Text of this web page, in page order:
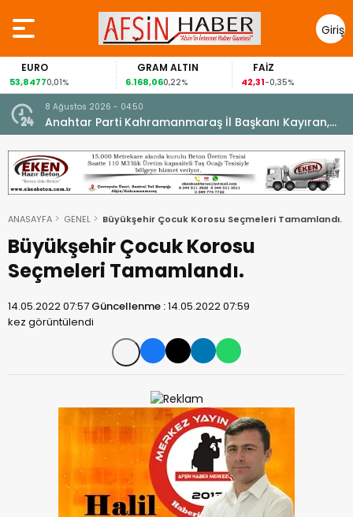
Giriş
Yap
EURO
0,01%
GRAM ALTIN
6.168,060,22%
FAİZ
42,31-0,35%
8 Ağustos 2026 - 04:50
Anahtar Parti Kahramanmaraş İl Başkanı Kayıran,
Afşin Teşkilatı ile buluştu.
ANASAYFA GENEL Büyükşehir Çocuk Korosu Seçmeleri Tamamlandı.
Büyükşehir Çocuk Korosu
Seçmeleri Tamamlandı.
14.05.2022 07:57 Güncellenme :14.05.2022 07:59
kez görüntülendi